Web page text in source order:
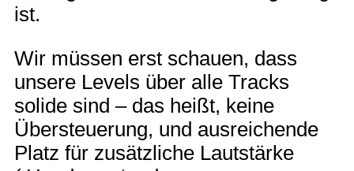
ist.
Wir müssen erst schauen, dass
unsere Levels über alle Tracks
solide sind – das heißt, keine
Übersteuerung, und ausreichende
Platz für zusätzliche Lautstärke